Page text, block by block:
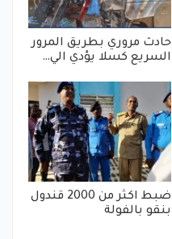
حادث مروري بطريق المرور
السريع كسلا يؤدي الي…
ضبط اكثر من 2000 قندول
بنقو بالفولة